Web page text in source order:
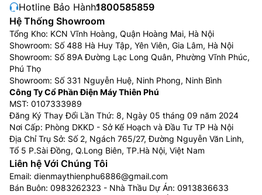
Luồng gió 3 chiều
Điều hòa Daikin inverter 12000btu
trang bị tính năng luồng gió 3D với sự phối hợp nhịp
nhàng của các luồng gió Lên-Xuống / Trái-Phải giúp
lưu thông không khí đên mọi nơi trong phòng để làm
mát đồng đều cả những không gian rộng lớn tạo cảm
giác thoải mái tối đa.
Hotline Bảo Hành:1800585859
Hệ Thống Showroom
Tổng Kho: KCN Vĩnh Hoàng, Quận Hoàng Mai, Hà Nội
Showroom: Số 488 Hà Huy Tập, Yên Viên, Gia Lâm, Hà Nội
Showroom: Số 89A Đường Lạc Long Quân, Phường Vĩnh Phúc,
Phú Thọ
Showroom: Số 331 Nguyễn Huệ, Ninh Phong, Ninh Bình
Công Ty Cổ Phần Điện Máy Thiên Phú
MST: 0107333989
Đăng Ký Thay Đổi Lần Thứ: 8, Ngày 05 tháng 09 năm 2024
Nơi Cấp: Phòng DKKD - Sở Kế Hoạch và Đầu Tư TP Hà Nội
Địa Chỉ Trụ Sở: Số 2, Ngách 765/27, Đường Nguyễn Văn Linh,
Tổ 5 P.Sài Đồng, Q.Long Biên, TP.Hà Nội, Việt Nam
Liên hệ Với Chúng Tôi
Email: dienmaythienphu6886@gmail.com
Bán Buôn: 0983262323 - Nhà Thầu Dự Án: 0913836633